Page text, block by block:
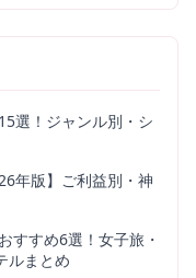
選！ジャンル別・シ
年版】ご利益別・神
すすめ6選！女子旅・
ルまとめ